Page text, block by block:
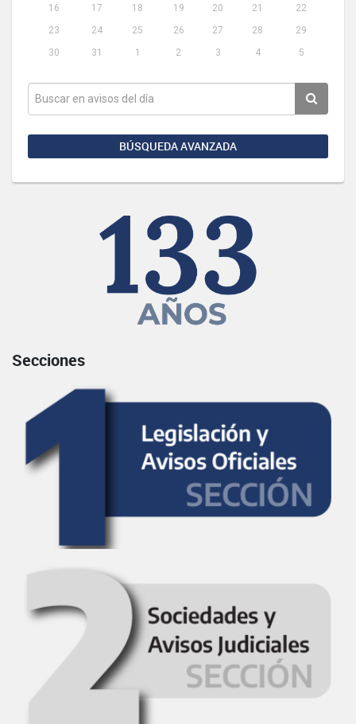
16
17 18 19 20 21
22
23
24 25 26 27 28
29
30
31 1 2 3 4 5
BÚSQUEDA AVANZADA
Secciones